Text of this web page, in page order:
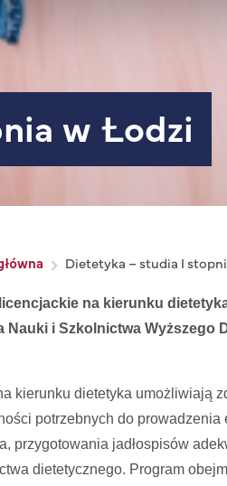
w Łodzi
nawigacyjna
Dietetyka – studia I
na kierunku
Nauki i Szkolnictwa Wyższego
kierunku dietetyka umożliwiają
potrzebnych do
przygotowania jadłospisów
dietetycznego. Program